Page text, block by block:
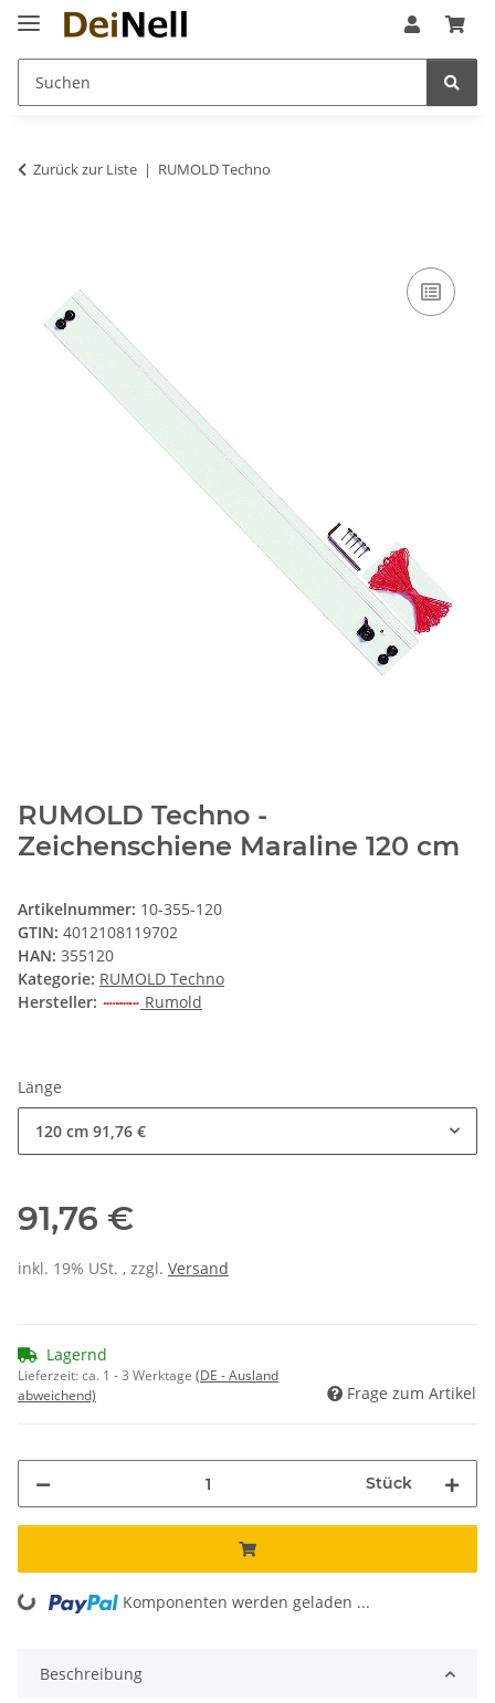
Zurück zur Liste RUMOLD Techno
RUMOLD Techno -
Zeichenschiene Maraline 120 cm
Artikelnummer: 10-355-120
GTIN: 4012108119702
HAN: 355120
Kategorie: RUMOLD Techno
Hersteller:
Rumold
Länge
120 cm 91,76 €
91,76 €
inkl. 19% USt. , zzgl. Versand
Lagernd
Lieferzeit:ca. 1 - 3 Werktage (DE - Ausland
abweichend)
Frage zum Artikel
Stück
Loading... Komponenten werden geladen ...
Beschreibung